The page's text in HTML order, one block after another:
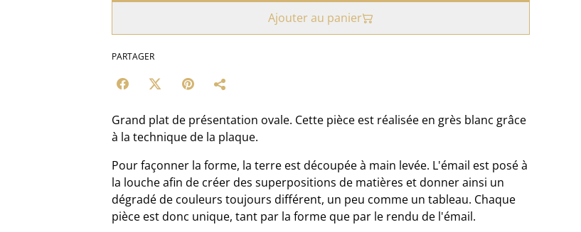
Ajouter au panier
PARTAGER
Grand plat de présentation ovale. Cette pièce est réalisée en grès blanc grâce
à la technique de la plaque.
Pour façonner la forme, la terre est découpée à main levée. L'émail est posé à
la louche afin de créer des superpositions de matières et donner ainsi un
dégradé de couleurs toujours différent, un peu comme un tableau. Chaque
pièce est donc unique, tant par la forme que par le rendu de l'émail.